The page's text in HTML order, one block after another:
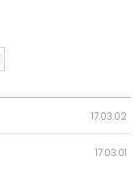
17.03.02
17.03.01